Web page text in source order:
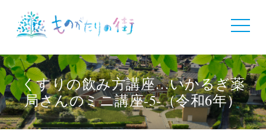
toggle
くすりの飲み方講座…いかるぎ薬
局さんのミニ講座-5-（令和6年）